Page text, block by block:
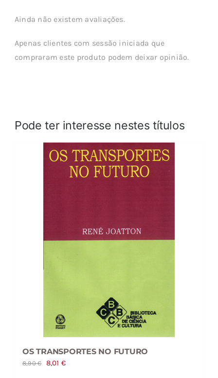
Ainda não existem avaliações.
Apenas clientes com sessão iniciada que
compraram este produto podem deixar opinião.
Pode ter interesse nestes títulos
OS TRANSPORTES NO FUTURO
8,90€
O
8,01 €O